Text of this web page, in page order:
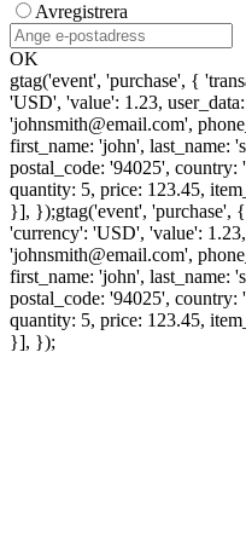
Avregistrera
OK
gtag('event', 'purchase', {
'USD', 'value': 1.23,
'johnsmith@email.com',
first_name: 'john', last_name:
postal_code: '94025',
quantity: 5, price: 123.45,
}], });gtag('event', 'purchase',
'currency': 'USD', 'value':
'johnsmith@email.com',
first_name: 'john', last_name:
postal_code: '94025',
quantity: 5, price: 123.45,
}], });